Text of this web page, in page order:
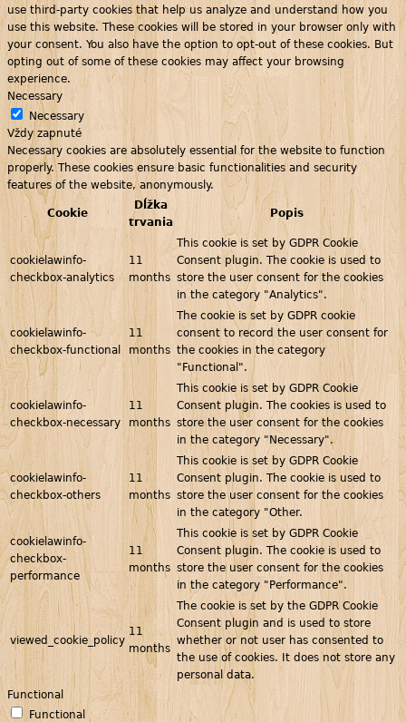
use third-party cookies that help us analyze and understand how you
use this website. These cookies will be stored in your browser only with
your consent. You also have the option to opt-out of these cookies. But
opting out of some of these cookies may affect your browsing
experience.
Necessary
Necessary
Vždy zapnuté
Necessary cookies are absolutely essential for the website to function
properly. These cookies ensure basic functionalities and security
features of the website, anonymously.
Cookie
Dĺžka
trvania
Popis
cookielawinfo-
checkbox-analytics
11
months
This cookie is set by GDPR Cookie
Consent plugin. The cookie is used to
store the user consent for the cookies
in the category "Analytics".
cookielawinfo-
checkbox-functional
11
months
The cookie is set by GDPR cookie
consent to record the user consent for
the cookies in the category
"Functional".
cookielawinfo-
checkbox-necessary
11
months
This cookie is set by GDPR Cookie
Consent plugin. The cookies is used to
store the user consent for the cookies
in the category "Necessary".
cookielawinfo-
checkbox-others
11
months
This cookie is set by GDPR Cookie
Consent plugin. The cookie is used to
store the user consent for the cookies
in the category "Other.
cookielawinfo-
checkbox-
performance
11
months
This cookie is set by GDPR Cookie
Consent plugin. The cookie is used to
store the user consent for the cookies
in the category "Performance".
viewed_cookie_policy
11
months
The cookie is set by the GDPR Cookie
Consent plugin and is used to store
whether or not user has consented to
the use of cookies. It does not store any
personal data.
Functional
Functional